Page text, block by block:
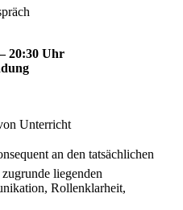
20:30 Uhr
Unterricht
an den tatsächlichen
liegenden
Rollenklarheit,